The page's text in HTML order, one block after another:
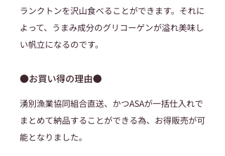
ランクトンを沢山食べることができます。それに
よって、うまみ成分のグリコーゲンが溢れ美味し
い帆立になるのです。
●お買い得の理由●
湧別漁業協同組合直送、かつASAが一括仕入れで
まとめて納品することができる為、お得販売が可
能となりました。